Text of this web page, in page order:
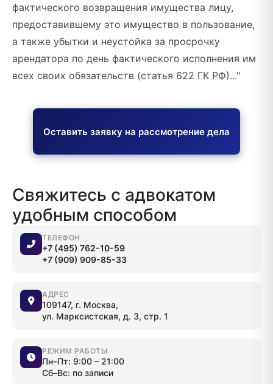
фактического возвращения имущества лицу,
предоставившему это имущество в пользование,
а также убытки и неустойка за просрочку
арендатора по день фактического исполнения им
всех своих обязательств (статья 622 ГК РФ)..."
Оставить заявку на рассмотрение дела
Свяжитесь с адвокатом
удобным способом
ТЕЛЕФОН
+7 (495) 762-10-59
+7 (909) 909-85-33
АДРЕС
109147, г. Москва,
ул. Марксистская, д. 3, стр. 1
РЕЖИМ РАБОТЫ
Пн–Пт: 9:00 – 21:00
Сб–Вс: по записи